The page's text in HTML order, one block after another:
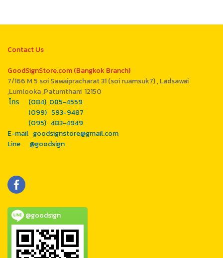
Contact Us
GoodSignStore.com (Bangkok Branch)
7/166 M 5 soi Sawaipracharat 31 (soi ruamsuk7) , Ladsawai
,Lumlooka ,Patumthani 12150
โทร (084) 085-4559
(099) 593-9487
(095) 483-4949
E-mail goodsignstore@gmail.com
Line @goodsign
@goodsign